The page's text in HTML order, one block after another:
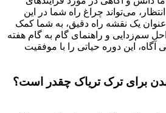
می‌تواند چراغ راه شما در این
عنوان یک نقشه راه دقیق، به شما کمک
سم‌زدایی و راهنمای گام به گام هفته
آگاه، این دوره حیاتی را با موفقیت
برای ترک تریاک چقدر است؟